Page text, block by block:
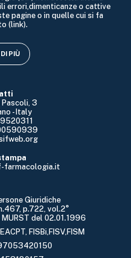
Pascoli, 3
- Italy
farmacologia.it
Giuridiche
p.722, vol.2°
del 02.01.1996
FISBi,FISV,FISM
errori,dimenticanze o cattive
pagine o in quelle cui si fa
(link).
PIÙ